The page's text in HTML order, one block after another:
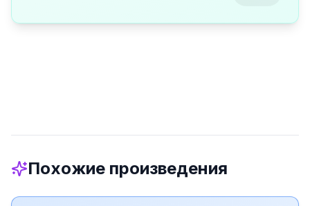
Похожие произведения